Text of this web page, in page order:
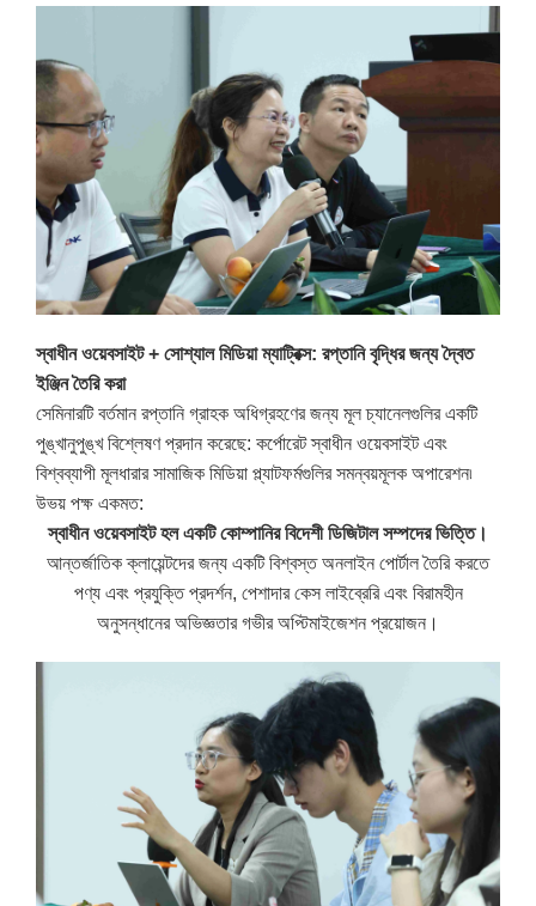
স্বাধীন ওয়েবসাইট + সোশ্যাল মিডিয়া ম্যাট্রিক্স: রপ্তানি বৃদ্ধির জন্য দ্বৈত
ইঞ্জিন তৈরি করা
সেমিনারটি বর্তমান রপ্তানি গ্রাহক অধিগ্রহণের জন্য মূল চ্যানেলগুলির একটি
পুঙ্খানুপুঙ্খ বিশ্লেষণ প্রদান করেছে: কর্পোরেট স্বাধীন ওয়েবসাইট এবং
বিশ্বব্যাপী মূলধারার সামাজিক মিডিয়া প্ল্যাটফর্মগুলির সমন্বয়মূলক অপারেশন৷
উভয় পক্ষ একমত:
স্বাধীন ওয়েবসাইট হল একটি কোম্পানির বিদেশী ডিজিটাল সম্পদের ভিত্তি।
আন্তর্জাতিক ক্লায়েন্টদের জন্য একটি বিশ্বস্ত অনলাইন পোর্টাল তৈরি করতে
পণ্য এবং প্রযুক্তি প্রদর্শন, পেশাদার কেস লাইব্রেরি এবং বিরামহীন
অনুসন্ধানের অভিজ্ঞতার গভীর অপ্টিমাইজেশন প্রয়োজন।